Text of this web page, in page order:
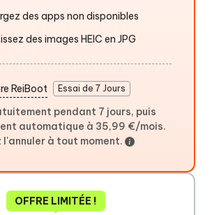
OFFRE LIMITÉE !
des apps non disponibles
des images HEIC en JPG
ReiBoot Essai de 7 Jours
pendant 7 jours, puis
automatique à 35,99 €/mois.
l'annuler à tout moment.